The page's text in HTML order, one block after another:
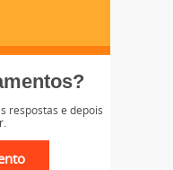
respostas e depois